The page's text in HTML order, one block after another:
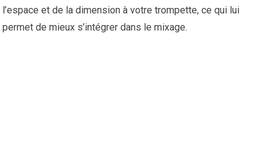
l’espace et de la dimension à votre trompette, ce qui lui
permet de mieux s’intégrer dans le mixage.